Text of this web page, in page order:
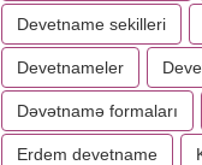
Devetname sekilleri
Devetnameler
Dəvətnamə formaları
Erdem devetname